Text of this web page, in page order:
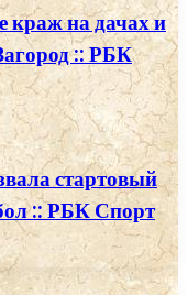
краж на дачах и
:: РБК
стартовый
:: РБК Спорт